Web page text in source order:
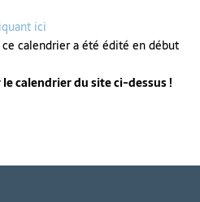
ici
calendrier a été édité en début
calendrier du site ci-dessus !